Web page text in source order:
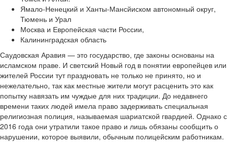
Ямало-Ненецкий и Ханты-Мансйиском автономный округ,
Тюмень и Урал
Москва и Европейская части России,
Калининградская область
Саудовская Аравия — это государство, где законы основаны на
исламском праве. И светский Новый год в понятии европейцев или
жителей России тут праздновать не только не принято, но и
нежелательно, так как местные жители могут расценить это как
попытку навязать им чуждые для них традиции. До недавнего
времени таких людей имела право задерживать специальная
религиозная полиция, называемая шариатской гвардией. Однако с
2016 года они утратили такое право и лишь обязаны сообщить о
нарушении, которое выявили, обычным полицейским работникам.